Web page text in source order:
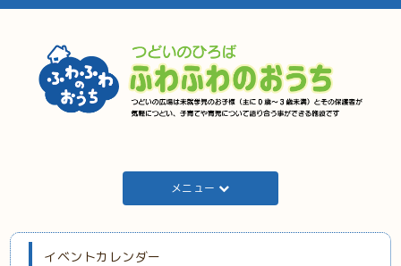
メニュー
イベントカレンダー